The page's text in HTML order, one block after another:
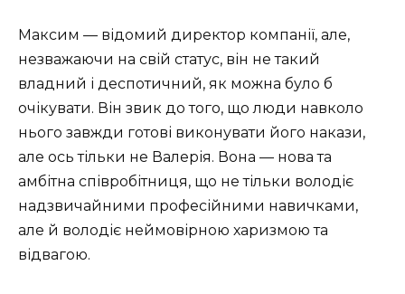
Максим — відомий директор компанії, але,
незважаючи на свій статус, він не такий
владний і деспотичний, як можна було б
очікувати. Він звик до того, що люди навколо
нього завжди готові виконувати його накази,
але ось тільки не Валерія. Вона — нова та
амбітна співробітниця, що не тільки володіє
надзвичайними професійними навичками,
але й володіє неймовірною харизмою та
відвагою.